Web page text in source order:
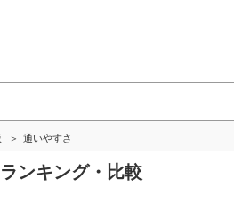
通いやすさ
ンキング・比較